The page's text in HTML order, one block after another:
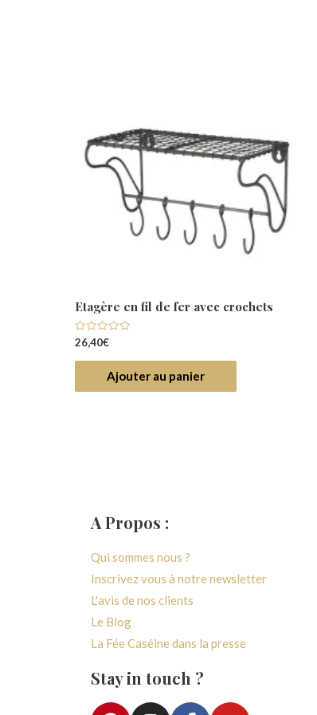
Etagère en fil de fer avec crochets
Note
sur
26,40€
Ajouter au panier
A Propos :
Qui sommes nous ?
Inscrivez vous à notre newsletter
L'avis de nos clients
Le Blog
La Fée Caséine dans la presse
Stay in touch ?